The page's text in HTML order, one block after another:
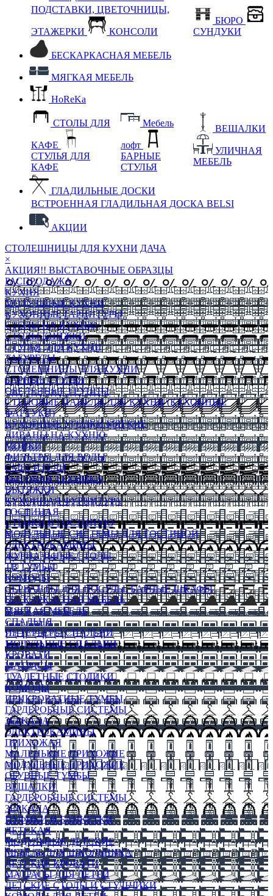
ПОДСТАВКИ, ЦВЕТОЧНИЦЫ,
ЭТАЖЕРКИ КОНСОЛИ
БЮРО
СУНДУКИ
БЕСКАРКАСНАЯ МЕБЕЛЬ
МЯГКАЯ МЕБЕЛЬ
HoReKa
СТОЛЫ ДЛЯ
КАФЕ
СТУЛЬЯ ДЛЯ
КАФЕ
Мебель
лофт
БАРНЫЕ
СТУЛЬЯ
ВЕШАЛКИ
УЛИЧНАЯ
МЕБЕЛЬ
ГЛАДИЛЬНЫЕ ДОСКИ
ВСТРОЕННАЯ ГЛАДИЛЬНАЯ ДОСКА BELSI
АКЦИИ
СТОЛЕШНИЦЫ ДЛЯ КУХНИ ДАЧА
×
АКЦИЯ!! ВЫСТАВОЧНЫЕ ОБРАЗЦЫ
РАСПРОДАЖА
КУХНЯ
МОДУЛЬНЫЕ КУХНИ
КУХОННЫЕ ГАРНИТУРЫ
СТОЛЫ НА КУХНЮ
СТОЛЫ КНИЖКИ
СТУЛЬЯ ДЛЯ КУХНИ
ТАБУРЕТЫ
СТОЛЕШНИЦЫ ДЛЯ КУХНИ
БАРНЫЕ СТУЛЬЯ
ОБЕДЕННЫЕ ГРУППЫ
СТЕНОВЫЕ ПАНЕЛИ ДЛЯ КУХНИ (КУХОННЫЕ
ФАРТУКИ)
КУХОННЫЕ УГОЛКИ МЯГКИЕ
ДИВАНЫ НА КУХНЮ
МОЙКИ
ФИЛЬТРЫ ДЛЯ ВОДЫ
СМЕСИТЕЛИ
БЫТОВАЯ ТЕХНИКА
ВЫТЯЖКИ
КУХОННАЯ ФУРНИТУРА
ГОСТИНАЯ
СТЕНКИ В ГОСТИНУЮ
МОДУЛЬНЫЕ СИСТЕМЫ ДЛЯ ГОСТИНОЙ
ЭЛЕКТРОКАМИНЫ
ЖУРНАЛЬНЫЕ СТОЛЫ
ТВ ТУМБЫ
КОМОДЫ
СЕРВАНТЫ ДЛЯ ПОСУДЫ, БАРНЫЕ ШКАФЫ
БЕСКАРКАСНАЯ МЕБЕЛЬ
МЯГКАЯ МЕБЕЛЬ
СПАЛЬНЯ
ИНТЕРЬЕРЫ СПАЛЬНИ
МОДУЛЬНЫЕ СПАЛЬНИ
КРОВАТИ
МАТРАСЫ
ТУАЛЕТНЫЕ СТОЛИКИ
КОМОДЫ
ПРИКРОВАТНЫЕ ТУМБЫ
ГАРДЕРОБНЫЕ СИСТЕМЫ
ЗЕРКАЛА
ЭЛЕКТРОКАМИНЫ
ПРИХОЖАЯ
МАЛЕНЬКИЕ ПРИХОЖИЕ
МОДУЛЬНЫЕ ПРИХОЖИЕ
ОБУВНЫЕ ТУМБЫ
ВЕШАЛКИ
ГАРДЕРОБНЫЕ СИСТЕМЫ
ЗЕРКАЛА
ПУФИКИ И БАНКЕТКИ
ДЕТСКАЯ
МОДУЛЬНЫЕ ДЕТСКИЕ
МЕБЕЛЬ ДЛЯ ШКОЛЬНИКА
ДЕТСКИЕ КРОВАТИ
МАТРАСЫ ДЛЯ ДЕТЕЙ
ДЕТСКИЕ СТОЛЫ И СТУЛЬЧИКИ